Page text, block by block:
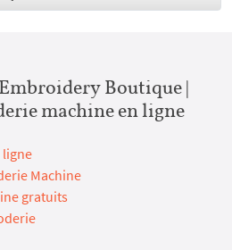
Boutique |
machine en ligne
ligne
Machine
gratuits